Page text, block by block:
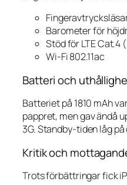
Barometer för
Stöd för LTE Cat.4
Wi-Fi 802.11ac
Batteri och
Batteriet på 1810 mAh
pappret, men gav ändå
3G. Standby-tiden låg
Kritik och
Trots förbättringar fick